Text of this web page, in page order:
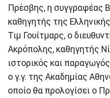
Πρέσβης, η συγγραφέας
καθηγητής της
Τιμ Γουίτμαρς, ο
Ακρόπολης, καθηγητής
ιστορικός και
ο γ.γ. της Ακαδημίας
οποίο θα προλογίσει ο